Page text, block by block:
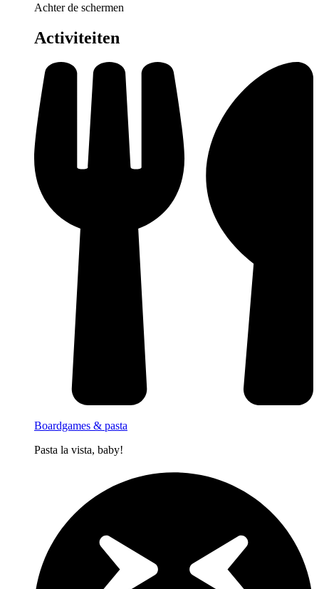
Achter de schermen
Activiteiten
Boardgames & pasta
Pasta la vista, baby!